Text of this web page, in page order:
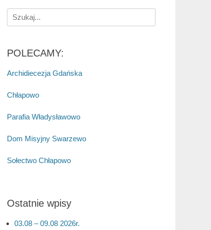
Search
for:
POLECAMY:
Archidiecezja Gdańska
Chłapowo
Parafia Władysławowo
Dom Misyjny Swarzewo
Sołectwo Chłapowo
Ostatnie wpisy
03.08 – 09.08 2026r.